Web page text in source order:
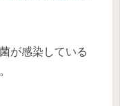
が感染している